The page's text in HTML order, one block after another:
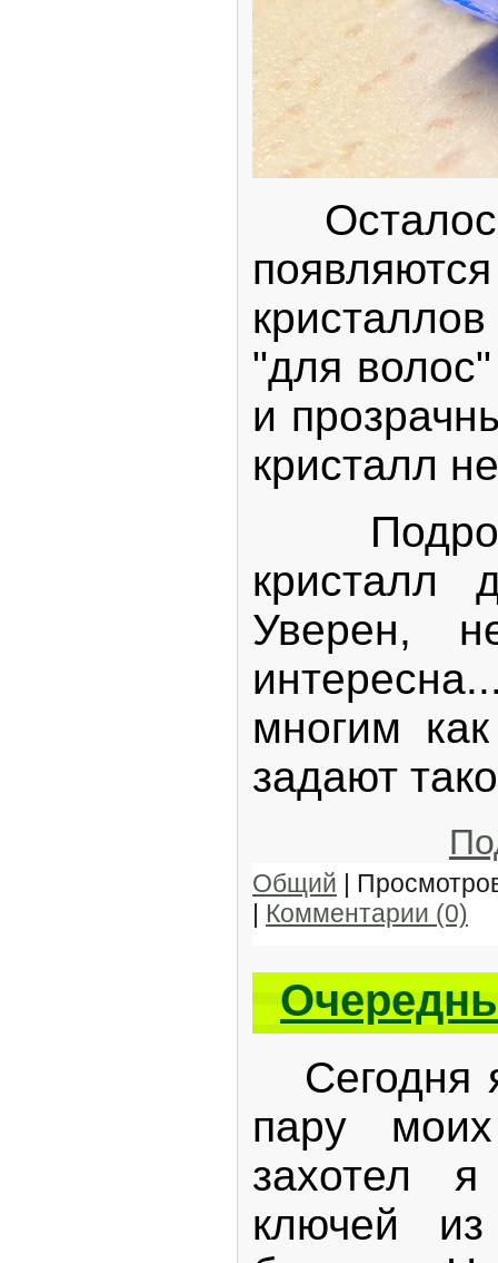
"для
и
кристалл
Уверен,
многим
задают
Общий |
| Комментарии (0)
Сегодня
пару
захотел
ключей